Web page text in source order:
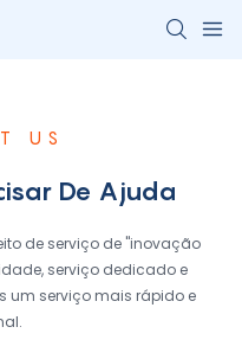
US
De Ajuda
de serviço de "inovação
serviço dedicado e
um serviço mais rápido e